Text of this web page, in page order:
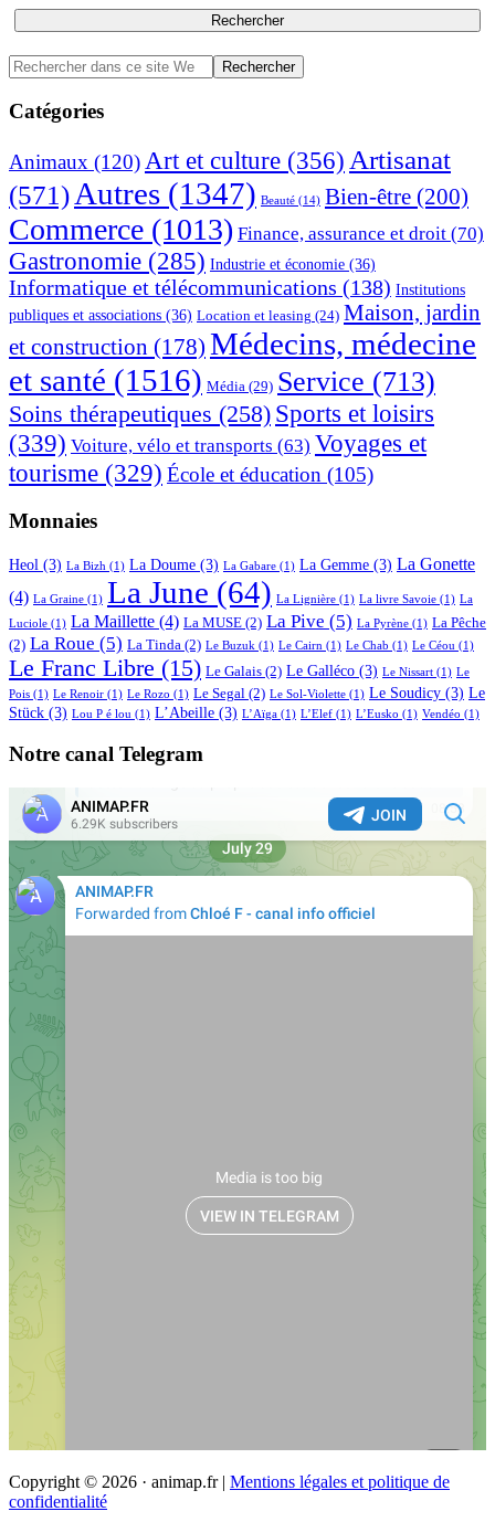
Barre
latérale
principale
Rechercher
dans
ce
site
Catégories
Animaux (120)Art et culture (356) Artisanat
(571) Autres (1347) Beauté (14) Bien-être (200)
Commerce (1013) Finance, assurance et droit (70)
Gastronomie (285) Industrie et économie (36)
Informatique et télécommunications (138) Institutions
publiques et associations (36) Location et leasing (24) Maison, jardin
et construction (178) Médecins, médecine
et santé (1516) Média (29) Service (713)
Soins thérapeutiques (258) Sports et loisirs
(339) Voiture, vélo et transports (63) Voyages et
tourisme (329) École et éducation (105)
Monnaies
Heol (3) La Bizh (1) La Doume (3) La Gabare (1) La Gemme (3) La Gonette
(4) La Graine (1) La June (64) La Lignière (1) La livre Savoie (1) La
Luciole (1) La Maillette (4) La MUSE (2) La Pive (5) La Pyrène (1) La Pêche
(2) La Roue (5) La Tinda (2) Le Buzuk (1) Le Cairn (1) Le Chab (1) Le Céou (1)
Le Franc Libre (15) Le Galais (2) Le Galléco (3) Le Nissart (1) Le
Pois (1) Le Renoir (1) Le Rozo (1) Le Segal (2) Le Sol-Violette (1) Le Soudicy (3) Le
Stück (3) Lou P é lou (1) L’Abeille (3) L’Aïga (1) L’Elef (1) L’Eusko (1) Vendéo (1)
Notre canal Telegram
Copyright © 2026 · animap.fr | Mentions légales et politique de
confidentialité